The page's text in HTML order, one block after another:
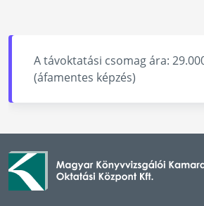
A távoktatási csomag ára:
(áfamentes képzés)